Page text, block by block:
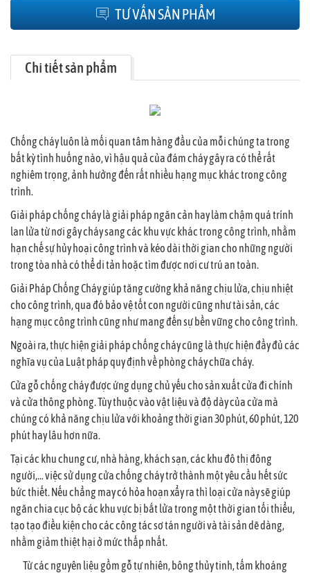
TƯ VẤN SẢN PHẨM
Chi tiết sản phẩm
Chống cháy luôn là mối quan tâm hàng đầu của mỗi chúng ta trong
bất kỳ tình huống nào, vì hậu quả của đám cháy gây ra có thể rất
nghiêm trọng, ảnh hưởng đến rất nhiều hạng mục khác trong công
trình.
Giải pháp chống cháy là giải pháp ngăn cản hay làm chậm quá trính
lan lửa từ nơi gây cháy sang các khu vực khác trong công trình, nhằm
hạn chế sự hủy hoại công trình và kéo dài thời gian cho những người
trong tòa nhà có thể di tản hoặc tìm được nơi cư trú an toàn.
Giải Pháp Chống Cháy giúp tăng cường khả năng chịu lửa, chịu nhiệt
cho công trình, qua đó bảo vệ tốt con người cũng như tài sản, các
hạng mục công trình cũng như mang đến sự bền vững cho công trình.
Ngoài ra, thực hiện giải pháp chống cháy cũng là thực hiện đầy đủ các
nghĩa vụ của Luật pháp quy định về phòng cháy chữa cháy.
Cửa gỗ chống cháy được ứng dụng chủ yếu cho sản xuất cửa đi chính
và cửa thông phòng. Tùy thuộc vào vật liệu và độ dày của cửa mà
chúng có khả năng chịu lửa với khoảng thời gian 30 phút, 60 phút, 120
phút hay lâu hơn nữa.
Tại các khu chung cư, nhà hàng, khách sạn, các khu đô thị đông
người,… việc sử dụng cửa chống cháy trở thành một yêu cầu hết sức
bức thiết. Nếu chẳng may có hỏa hoạn xẩy ra thì loại cửa này sẽ giúp
ngăn chia cục bộ các khu vực bị bắt lửa trong một thời gian tối thiểu,
tạo tạo điều kiện cho các công tác sơ tán người và tài sản dẽ dàng,
nhằm giảm thiệt hại ở mức thấp nhất.
Từ các nguyên liệu gồm gỗ tự nhiên, bông thủy tinh, tấm khoáng